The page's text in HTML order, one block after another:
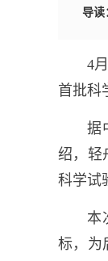
导读
4
首批科
据
绍，轻
科学试
本
标，为